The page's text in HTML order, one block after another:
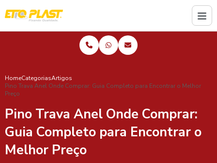
HomeCategoriasArtigos
Pino Trava Anel Onde Comprar: Guia Completo para Encontrar o Melhor
Preço
Pino Trava Anel Onde Comprar:
Guia Completo para Encontrar o
Melhor Preço